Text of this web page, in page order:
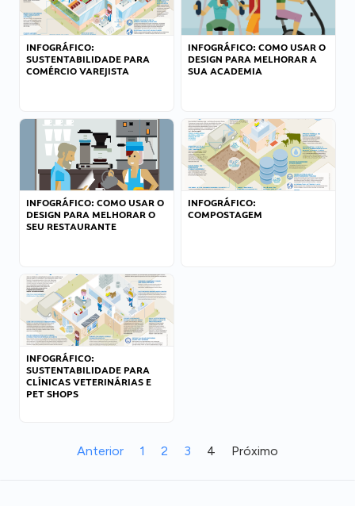
INFOGRÁFICO:
SUSTENTABILIDADE PARA
COMÉRCIO VAREJISTA
INFOGRÁFICO: COMO USAR O
DESIGN PARA MELHORAR A
SUA ACADEMIA
INFOGRÁFICO: COMO USAR O
DESIGN PARA MELHORAR O
SEU RESTAURANTE
INFOGRÁFICO:
COMPOSTAGEM
INFOGRÁFICO:
SUSTENTABILIDADE PARA
CLÍNICAS VETERINÁRIAS E
PET SHOPS
Anterior 1 2 3 4 Próximo